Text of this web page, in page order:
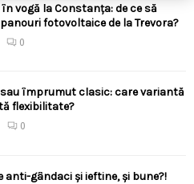
în vogă la Constanța: de ce să
fotovoltaice de la Trevora?
0
sau împrumut clasic: care variantă
flexibilitate?
0
anti-gândaci și ieftine, și bune?!